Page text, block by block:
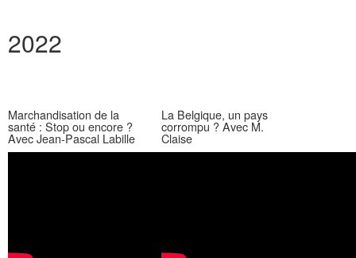
2022
Marchandisation de la
santé : Stop ou encore ?
Avec Jean-Pascal Labille
La Belgique, un pays
corrompu ? Avec M.
Claise